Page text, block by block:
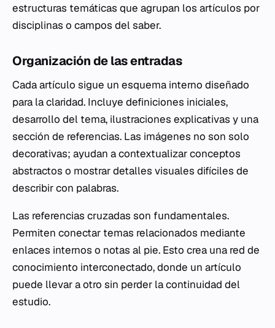
estructuras temáticas que agrupan los artículos por
disciplinas o campos del saber.
Organización de las entradas
Cada artículo sigue un esquema interno diseñado
para la claridad. Incluye definiciones iniciales,
desarrollo del tema, ilustraciones explicativas y una
sección de referencias. Las imágenes no son solo
decorativas; ayudan a contextualizar conceptos
abstractos o mostrar detalles visuales difíciles de
describir con palabras.
Las referencias cruzadas son fundamentales.
Permiten conectar temas relacionados mediante
enlaces internos o notas al pie. Esto crea una red de
conocimiento interconectado, donde un artículo
puede llevar a otro sin perder la continuidad del
estudio.